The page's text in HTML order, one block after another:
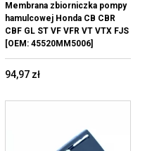
Membrana zbiorniczka pompy
hamulcowej Honda CB CBR
CBF GL ST VF VFR VT VTX FJS
[OEM: 45520MM5006]
94,97 zł